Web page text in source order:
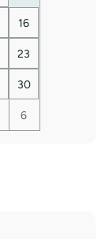
16
23
30
6